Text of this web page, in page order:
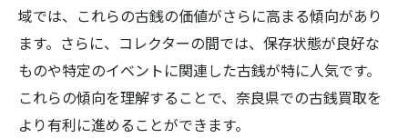
域では、これらの古銭の価値がさらに高まる傾向があり
ます。さらに、コレクターの間では、保存状態が良好な
ものや特定のイベントに関連した古銭が特に人気です。
これらの傾向を理解することで、奈良県での古銭買取を
より有利に進めることができます。